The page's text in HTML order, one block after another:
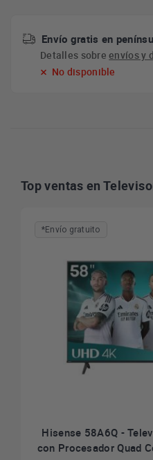
Envío gratis en
Detalles sobreenvíos y
No disponible
Top ventas en
*Envío gratuito
Hisense 58A6Q -
con Procesador Quad